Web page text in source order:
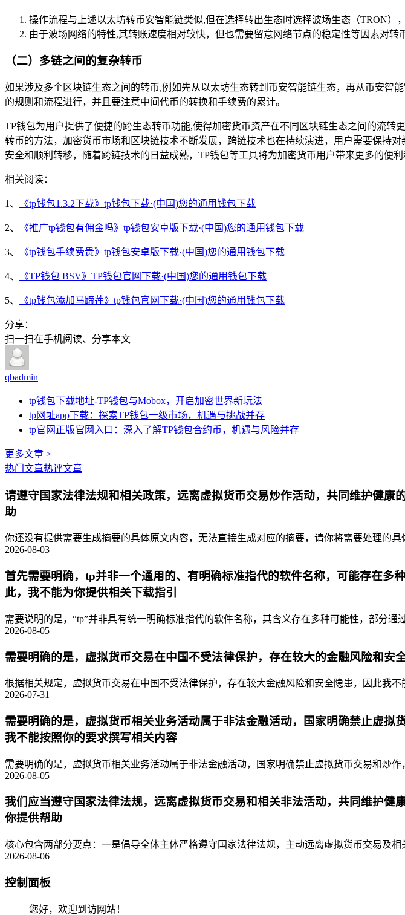
操作流程与上述以太坊转币安智能链类似,但在选择转出生态时选择波场生态（TRON）
由于波场网络的特性,其转账速度相对较快，但也需要留意网络节点的稳定性等因素对转
（二）多链之间的复杂转币
如果涉及多个区块链生态之间的转币,例如先从以太坊生态转到币安智能链生态，再从币安智
的规则和流程进行，并且要注意中间代币的转换和手续费的累计。
TP钱包为用户提供了便捷的跨生态转币功能,使得加密货币资产在不同区块链生态之间的流
转币的方法，加密货币市场和区块链技术不断发展，跨链技术也在持续演进，用户需要保持
安全和顺利转移，随着跨链技术的日益成熟，TP钱包等工具将为加密货币用户带来更多的便利
相关阅读：
1、 《tp钱包1.3.2下载》tp钱包下载·(中国)您的通用钱包下载
2、 《推广tp钱包有佣金吗》tp钱包安卓版下载·(中国)您的通用钱包下载
3、 《tp钱包手续费贵》tp钱包安卓版下载·(中国)您的通用钱包下载
4、 《TP钱包 BSV》TP钱包官网下载·(中国)您的通用钱包下载
5、 《tp钱包添加马蹄莲》tp钱包官网下载·(中国)您的通用钱包下载
分享：
扫一扫在手机阅读、分享本文
qbadmin
tp钱包下载地址-TP钱包与Mobox，开启加密世界新玩法
tp网址app下载：探索TP钱包一级市场，机遇与挑战并存
tp官网正版官网入口：深入了解TP钱包合约币，机遇与风险并存
更多文章 >
热门文章热评文章
请遵守国家法律法规和相关政策，远离虚拟货币交易炒作活动，共同维护健
助
你还没有提供需要生成摘要的具体原文内容，无法直接生成对应的摘要，请你将需要处理的
2026-08-03
首先需要明确，tp并非一个通用的、有明确标准指代的软件名称，可能存在
此，我不能为你提供相关下载指引
需要说明的是，“tp”并非具有统一明确标准指代的软件名称，其含义存在多种可能性，部分
2026-08-05
需要明确的是，虚拟货币交易在中国不受法律保护，存在较大的金融风险和安
根据相关规定，虚拟货币交易在中国不受法律保护，存在较大金融风险和安全隐患，因此我
2026-07-31
需要明确的是，虚拟货币相关业务活动属于非法金融活动，国家明确禁止虚拟
我不能按照你的要求撰写相关内容
需要明确的是，虚拟货币相关业务活动属于非法金融活动，国家明确禁止虚拟货币交易和炒
2026-08-05
我们应当遵守国家法律法规，远离虚拟货币交易和相关非法活动，共同维护
你提供帮助
核心包含两部分要点：一是倡导全体主体严格遵守国家法律法规，主动远离虚拟货币交易及
2026-08-06
控制面板
您好，欢迎到访网站！